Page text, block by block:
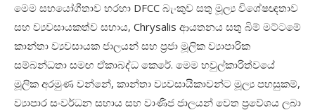
මෙම සහයෝගීතාව හරහා DFCC බැංකුව සතු මූල්‍ය විශේෂඥතාව
සහ ව්‍යවසායකත්ව සහාය, Chrysalis ආයතනය සතු බිම් මට්ටමේ
කාන්තා ව්‍යවසායක ජාලයන් සහ ප්‍රජා මූලික ව්‍යාපාරික
සම්බන්ධතා සමඟ ඒකාබද්ධ කෙරේ. මෙම හවුල්කාරිත්වයේ
මූලික අරමුණ වන්නේ, කාන්තා ව්‍යවසායිකාවන්ට මූල්‍ය පහසුකම්,
ව්‍යාපාර සංවර්ධන සහාය සහ වාණිජ ජාලයන් වෙත ප්‍රවේශය ලබා